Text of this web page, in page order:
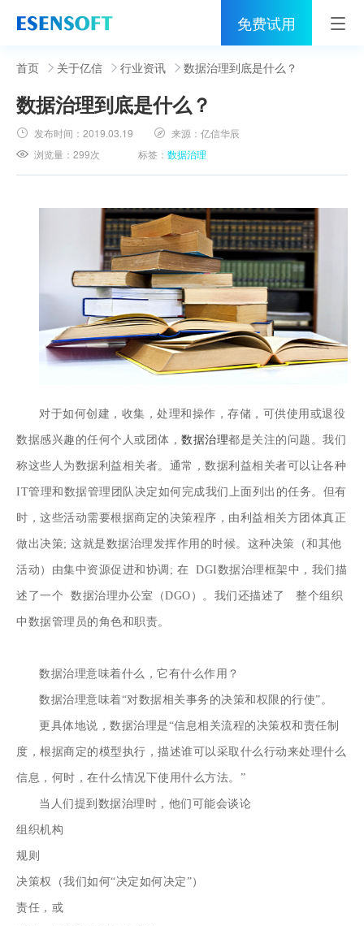
免费试用
首页
睿治
解决方案
伙伴
关于亿信
400-0011-866
首页 关于亿信 行业资讯 数据治理到底是什么？
数据治理到底是什么？
发布时间：2019.03.19 来源：亿信华辰
浏览量：299次 标签：数据治理
对于如何创建，收集，处理和操作，存储，可供使用或退役
数据感兴趣的任何个人或团体，数据治理都是关注的问题。我们
称这些人为数据利益相关者。通常，数据利益相关者可以让各种
IT管理和数据管理团队决定如何完成我们上面列出的任务。但有
时，这些活动需要根据商定的决策程序，由利益相关方团体真正
做出决策; 这就是数据治理发挥作用的时候。这种决策（和其他
活动）由集中资源促进和协调; 在DGI数据治理框架中， 我们描
述了一个数据治理办公室（DGO） 。我们还描述了 整个组织
中数据管理员的角色和职责。
数据治理意味着什么，它有什么作用？
数据治理意味着“对数据相关事务的决策和权限的行使”。
更具体地说，数据治理是“信息相关流程的决策权和责任制
度，根据商定的模型执行，描述谁可以采取什么行动来处理什么
信息，何时，在什么情况下使用什么方法。”
当人们提到数据治理时，他们可能会谈论
组织机构
规则
决策权（我们如何“决定如何决定”）
责任，或